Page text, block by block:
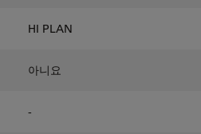
HI PLAN
아니요
-